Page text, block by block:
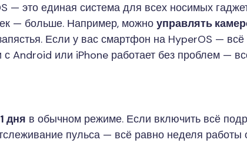
— это единая система для всех носимых
— больше. Например, можноуправлять
Если у вас смартфон на HyperOS — всё
Android или iPhone работает без проблем —
дня в обычном режиме. Если включить всё
пульса — всё равно неделя работы